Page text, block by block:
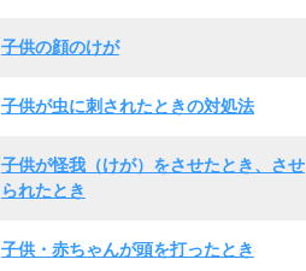
子供の顔のけが
子供が虫に刺されたときの対処法
子供が怪我（けが）をさせたとき、させ
られたとき
子供・赤ちゃんが頭を打ったとき